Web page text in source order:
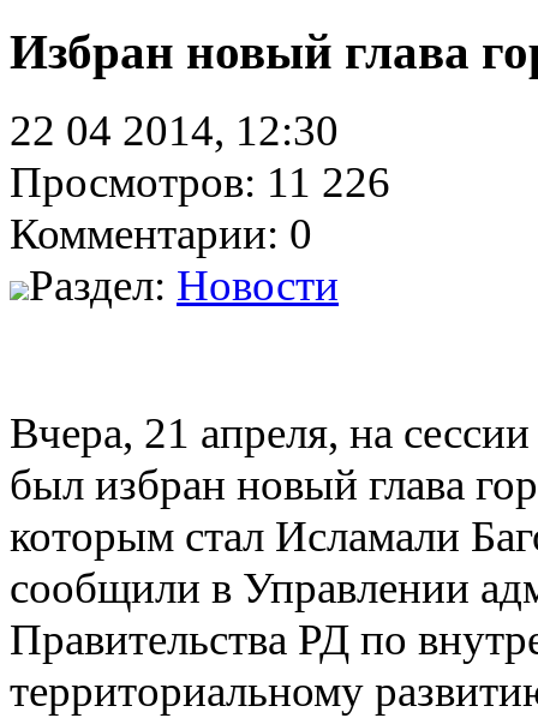
Избран новый глава
22 04 2014, 12:30
Просмотров: 11 226
Комментарии: 0
Раздел: Новости
Вчера, 21 апреля, на
был избран новый глава
которым стал Исламали
сообщили в Управлении
Правительства РД по
территориальному